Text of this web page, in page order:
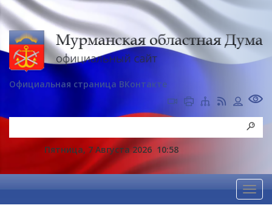
Официальная страница ВКонтакте
Пятница, 7 Августа 2026 10:58